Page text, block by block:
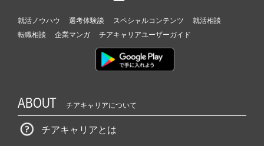
就活ノウハウ 選考体験談 スペシャルコンテンツ
就活相談
転職相談
企業マンガ チアキャリアユーザーガイド
ABOUT チアキャリアについて
チアキャリアとは